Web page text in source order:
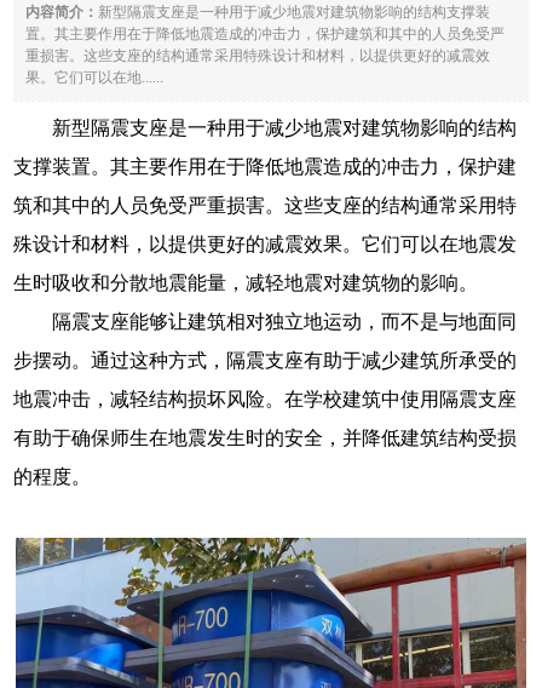
内容简介： 新型隔震支座是一种用于减少地震对建筑物影响的结构支撑装
置。其主要作用在于降低地震造成的冲击力，保护建筑和其中的人员免受严
重损害。这些支座的结构通常采用特殊设计和材料，以提供更好的减震效
果。它们可以在地......
新型隔震支座是一种用于减少地震对建筑物影响的结构
支撑装置。其主要作用在于降低地震造成的冲击力，保护建
筑和其中的人员免受严重损害。这些支座的结构通常采用特
殊设计和材料，以提供更好的减震效果。它们可以在地震发
生时吸收和分散地震能量，减轻地震对建筑物的影响。
隔震支座能够让建筑相对独立地运动，而不是与地面同
步摆动。通过这种方式，隔震支座有助于减少建筑所承受的
地震冲击，减轻结构损坏风险。在学校建筑中使用隔震支座
有助于确保师生在地震发生时的安全，并降低建筑结构受损
的程度。